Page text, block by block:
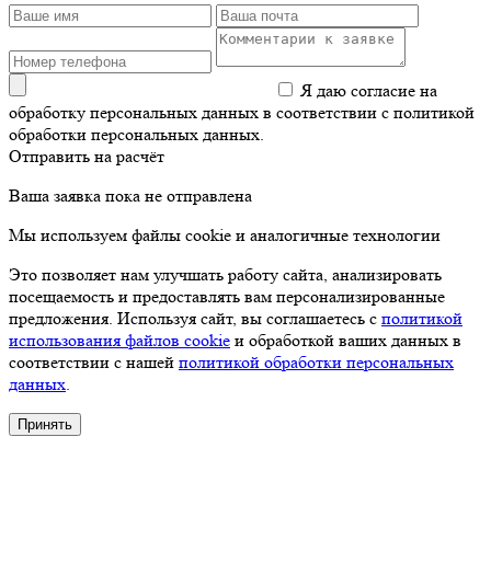
Я даю согласие на
обработку персональных данных в соответствии с политикой
обработки персональных данных.
Отправить на расчёт
Ваша заявка пока не отправлена
Мы используем файлы cookie и аналогичные технологии
Это позволяет нам улучшать работу сайта, анализировать
посещаемость и предоставлять вам персонализированные
предложения. Используя сайт, вы соглашаетесь с политикой
использования файлов cookie и обработкой ваших данных в
соответствии с нашей политикой обработки персональных
данных.
Принять